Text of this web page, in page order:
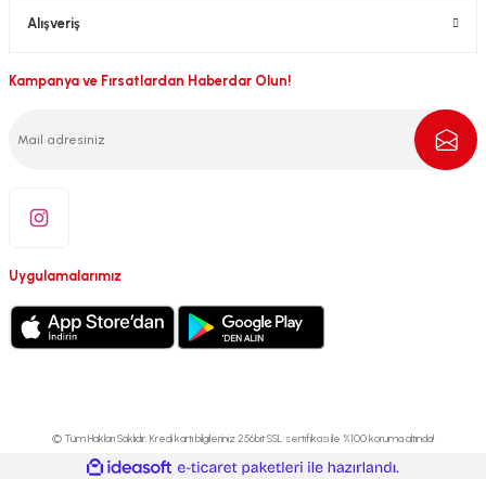
Alışveriş
Kampanya ve Fırsatlardan Haberdar Olun!
Uygulamalarımız
© Tüm Hakları Saklıdır. Kredi kartı bilgileriniz 256bit SSL sertifikası ile %100 koruma altında!
ideasoft
e-